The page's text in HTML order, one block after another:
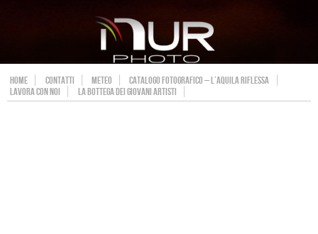
HOME CONTATTI METEO
CATALOGO FOTOGRAFICO – L’AQUILA RIFLESSA
LAVORA CON NOI
LA BOTTEGA DEI GIOVANI ARTISTI